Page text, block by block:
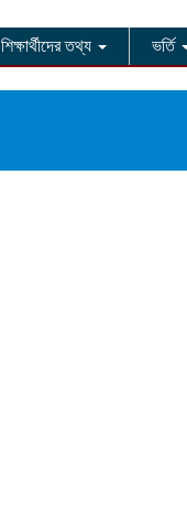
শিক্ষার্থীদের তথ্য ভর্তি